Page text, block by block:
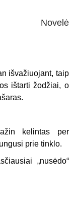
Novelė
išvažiuojant, taip
ištarti žodžiai, o
kelintas per
prie tinklo.
„nusėdo“